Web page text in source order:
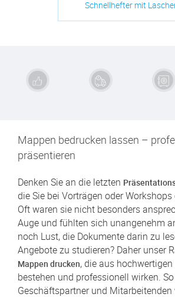
Schnellhefter mit
Mappen bedrucken lassen –
präsentieren
Denken Sie an die letzten
die Sie bei Vorträgen oder
Oft waren sie nicht besonders
Auge und fühlten sich unangenehm
noch Lust, die Dokumente darin zu
Angebote zu studieren? Daher unser
Mappen drucken, die aus
bestehen und professionell wirken.
Geschäftspartner und Mitarbeitenden